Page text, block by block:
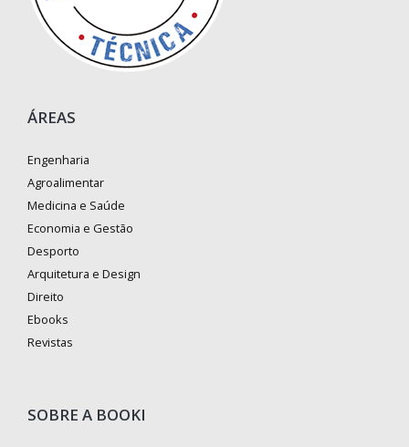
ÁREAS
Engenharia
Agroalimentar
Medicina e Saúde
Economia e Gestão
Desporto
Arquitetura e Design
Direito
Ebooks
Revistas
SOBRE A BOOKI